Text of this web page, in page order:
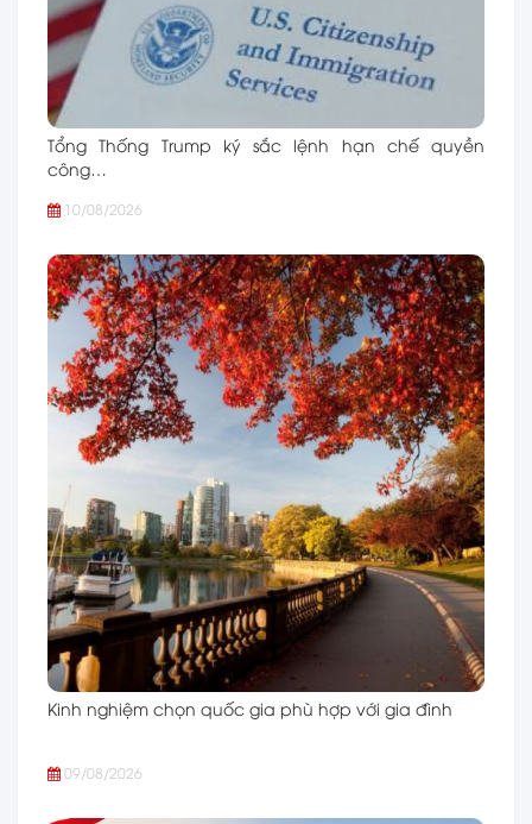
Tổng Thống Trump ký sắc lệnh hạn chế quyền
công…
10/08/2026
Kinh nghiệm chọn quốc gia phù hợp với gia đình
09/08/2026